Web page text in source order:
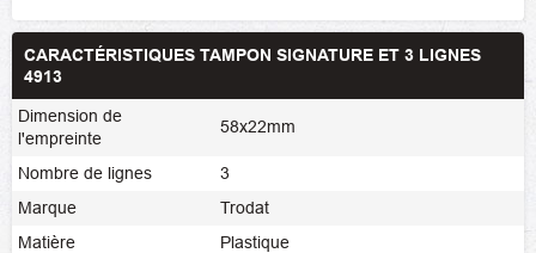
CARACTÉRISTIQUES TAMPON SIGNATURE ET 3 LIGNES
4913
Dimension de
l'empreinte
58x22mm
Nombre de lignes
3
Marque
Trodat
Matière
Plastique